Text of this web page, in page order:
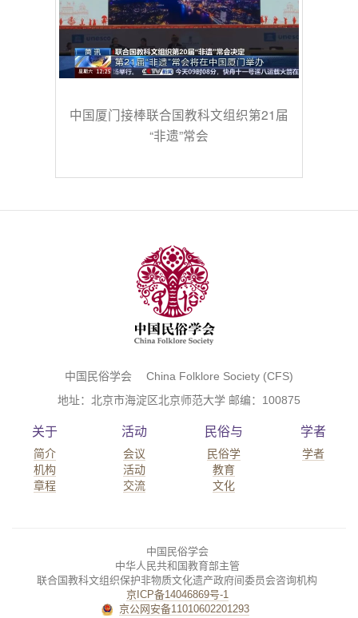
中国厦门接棒联合国教科文组织第21届
“非遗”常会
中国民俗学会 China Folklore Society (CFS)
地址：北京市海淀区北京师范大学 邮编：100875
关于
简介
机构
章程
活动
会议
活动
交流
民俗与
民俗学
教育
文化
学者
学者
中国民俗学会
中华人民共和国教育部主管
联合国教科文组织保护非物质文化遗产政府间委员会咨询机构
京ICP备14046869号-1
京公网安备11010602201293